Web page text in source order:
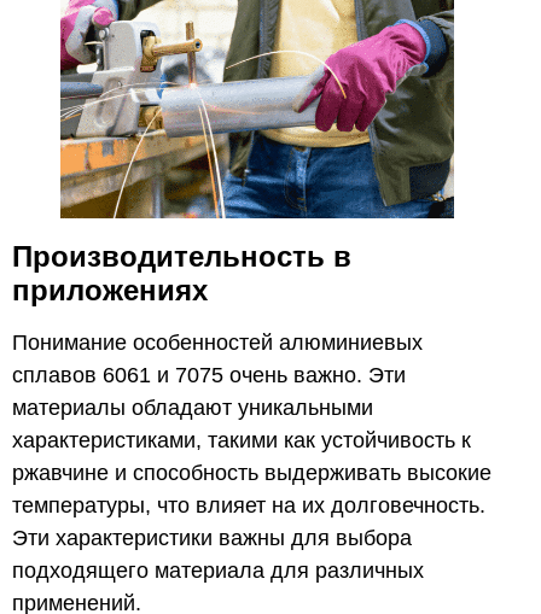
Производительность в
приложениях
Понимание особенностей алюминиевых
сплавов 6061 и 7075 очень важно. Эти
материалы обладают уникальными
характеристиками, такими как устойчивость к
ржавчине и способность выдерживать высокие
температуры, что влияет на их долговечность.
Эти характеристики важны для выбора
подходящего материала для различных
применений.